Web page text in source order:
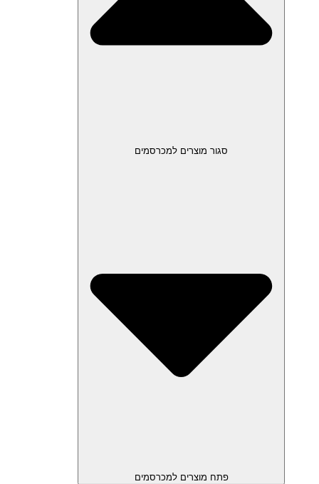
סגור מוצרים למכרסמים
פתח מוצרים למכרסמים